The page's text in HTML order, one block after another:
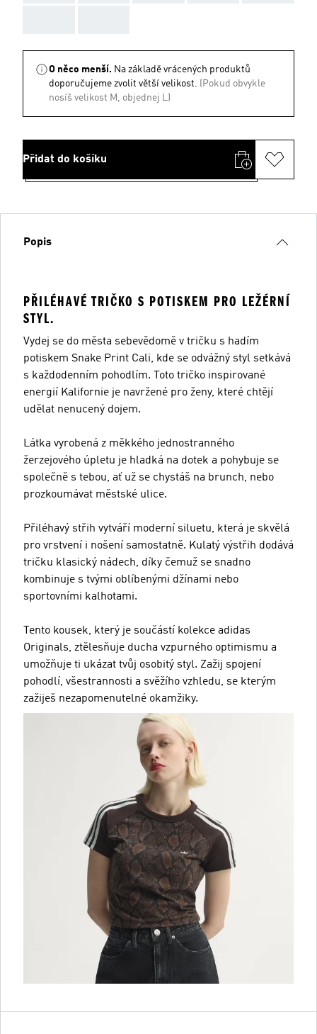
O něco menší. Na základě vrácených produktů
doporučujeme zvolit větší velikost. (Pokud obvykle
nosíš velikost M, objednej L)
Přidat do košíku
Popis
PŘILÉHAVÉ TRIČKO S POTISKEM PRO LEŽÉRNÍ
STYL.
Vydej se do města sebevědomě v tričku s hadím
potiskem Snake Print Cali, kde se odvážný styl setkává
s každodenním pohodlím. Toto tričko inspirované
energií Kalifornie je navržené pro ženy, které chtějí
udělat nenucený dojem.
Látka vyrobená z měkkého jednostranného
žerzejového úpletu je hladká na dotek a pohybuje se
společně s tebou, ať už se chystáš na brunch, nebo
prozkoumávat městské ulice.
Přiléhavý střih vytváří moderní siluetu, která je skvělá
pro vrstvení i nošení samostatně. Kulatý výstřih dodává
tričku klasický nádech, díky čemuž se snadno
kombinuje s tvými oblíbenými džínami nebo
sportovními kalhotami.
Tento kousek, který je součástí kolekce adidas
Originals, ztělesňuje ducha vzpurného optimismu a
umožňuje ti ukázat tvůj osobitý styl. Zažij spojení
pohodlí, všestrannosti a svěžího vzhledu, se kterým
zažiješ nezapomenutelné okamžiky.